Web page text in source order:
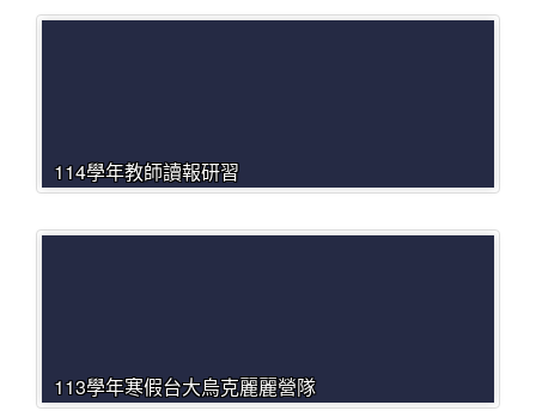
114學年教師讀報研習
113學年寒假台大烏克麗麗營隊